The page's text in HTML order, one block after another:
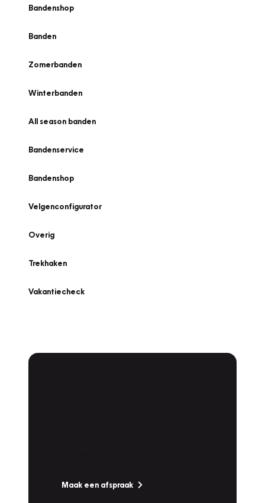
Bandenshop
Banden
Zomerbanden
Winterbanden
All season banden
Bandenservice
Bandenshop
Velgenconfigurator
Overig
Trekhaken
Vakantiecheck
Maak een afspraak